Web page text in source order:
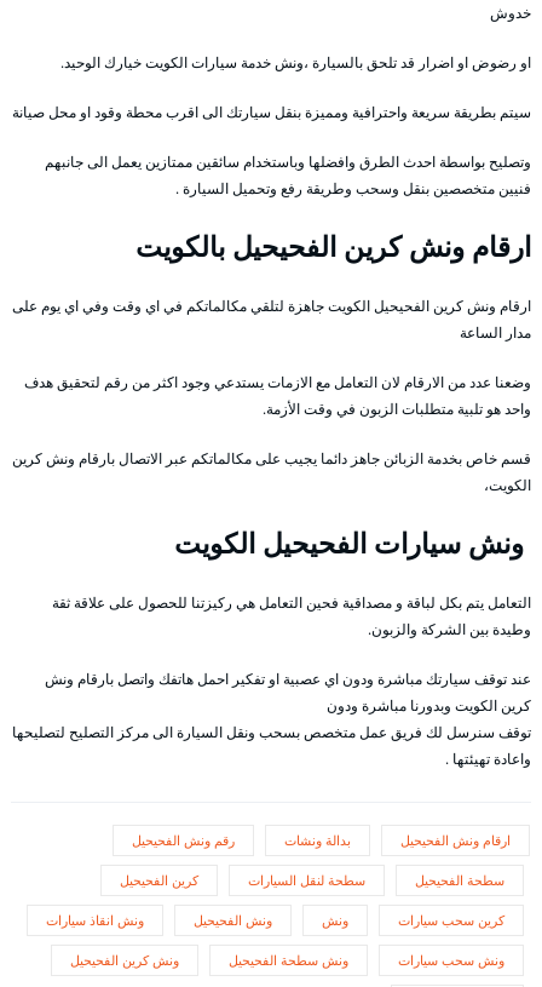
خدوش
او رضوض او اضرار قد تلحق بالسيارة ،ونش خدمة سيارات الكويت خيارك الوحيد.
سيتم بطريقة سريعة واحترافية ومميزة بنقل سيارتك الى اقرب محطة وقود او محل صيانة
وتصليح بواسطة احدث الطرق وافضلها وباستخدام سائقين ممتازين يعمل الى جانبهم
فنيين متخصصين بنقل وسحب وطريقة رفع وتحميل السيارة .
ارقام ونش كرين الفحيحيل بالكويت
ارقام ونش كرين الفحيحيل الكويت جاهزة لتلقي مكالماتكم في اي وقت وفي اي يوم على
مدار الساعة
وضعنا عدد من الارقام لان التعامل مع الازمات يستدعي وجود اكثر من رقم لتحقيق هدف
واحد هو تلبية متطلبات الزبون في وقت الأزمة.
قسم خاص بخدمة الزبائن جاهز دائما يجيب على مكالماتكم عبر الاتصال بارقام ونش كرين
الكويت،
ونش سيارات الفحيحيل الكويت
التعامل يتم بكل لباقة و مصداقية فحين التعامل هي ركيزتنا للحصول على علاقة ثقة
وطيدة بين الشركة والزبون.
عند توقف سيارتك مباشرة ودون اي عصبية او تفكير احمل هاتفك واتصل بارقام ونش
كرين الكويت وبدورنا مباشرة ودون
توقف سنرسل لك فريق عمل متخصص بسحب ونقل السيارة الى مركز التصليح لتصليحها
واعادة تهيئتها .
ارقام ونش الفحيحيل بدالة ونشات رقم ونش الفحيحيل
سطحة الفحيحيل سطحة لنقل السيارات كرين الفحيحيل
كرين سحب سيارات ونش ونش الفحيحيل ونش انقاذ سيارات
ونش سحب سيارات ونش سطحة الفحيحيل ونش كرين الفحيحيل